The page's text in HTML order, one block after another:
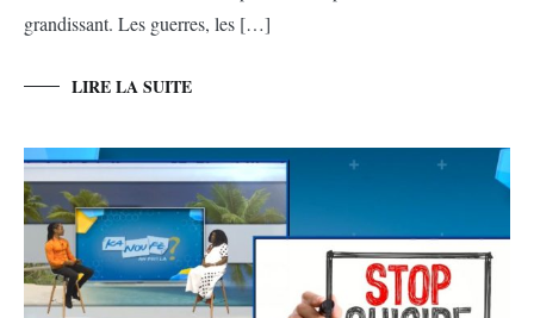
grandissant. Les guerres, les […]
LIRE LA SUITE